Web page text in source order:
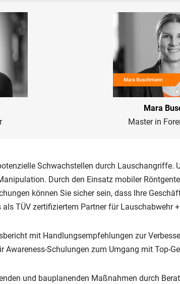
Mara
Master in
Schwachstellen durch Lauschangriffe.
Durch den Einsatz mobiler
können Sie sicher sein, dass Ihre
TÜV zertifiziertem Partner für Lauschabwehr
mit Handlungsempfehlungen zur
Awareness-Schulungen zum Umgang mit Top-
und bauplanenden Maßnahmen durch